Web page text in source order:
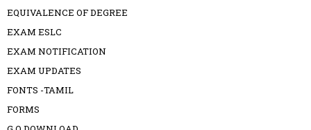
EQUIVALENCE OF DEGREE
EXAM ESLC
EXAM NOTIFICATION
EXAM UPDATES
FONTS -TAMIL
FORMS